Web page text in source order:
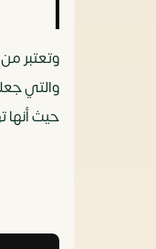
والتي
حيث أنها